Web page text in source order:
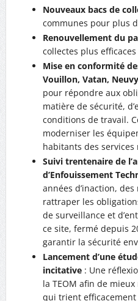
Nouveaux bacs de
communes pour plus
Renouvellement du
collectes plus
Mise en conformité
Vouillon, Vatan,
pour répondre aux
matière de sécurité,
conditions de travail.
moderniser les
habitants des services
Suivi trentenaire de
d’Enfouissement
années d’inaction,
rattraper les
de surveillance et
ce site, fermé depuis
garantir la sécurité
Lancement d’une
incitative: Une
la TEOM afin de
qui trient